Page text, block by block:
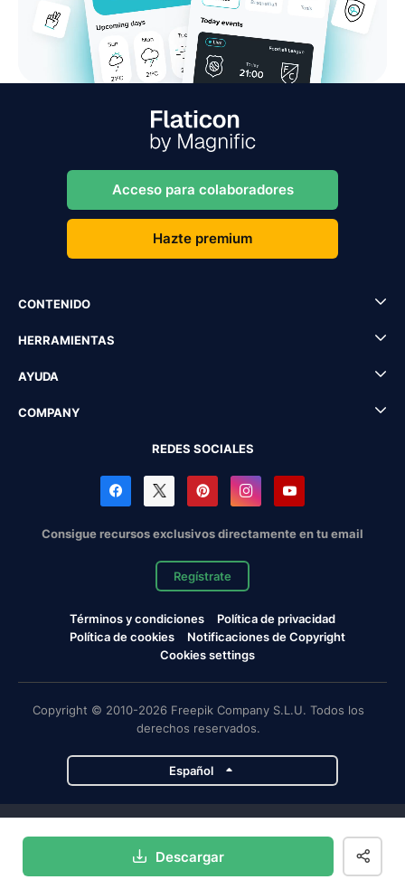
Descargar
Acceso para colaboradores
Hazte premium
CONTENIDO
HERRAMIENTAS
AYUDA
COMPANY
REDES SOCIALES
Consigue recursos exclusivos directamente en tu email
Regístrate
Términos y condiciones
Política de privacidad
Política de cookies
Notificaciones de Copyright
Cookies settings
Copyright © 2010-2026 Freepik Company S.L.U. Todos los
derechos reservados.
Español
Magnific Flaticon